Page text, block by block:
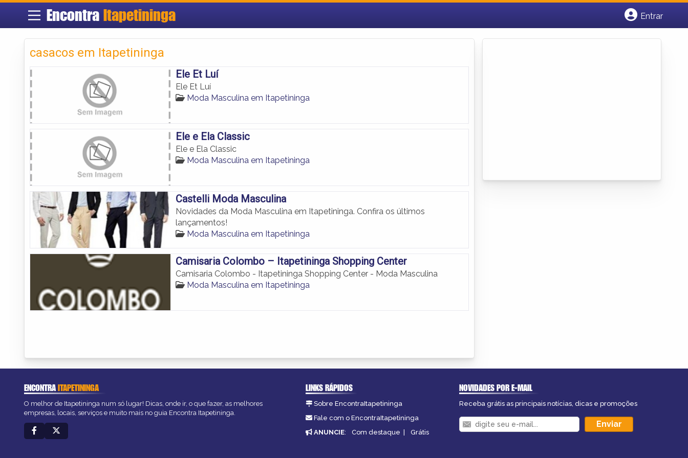
Encontra Itapetininga
Entrar
casacos em Itapetininga
Ele Et Luí
Ele Et Luí
Moda Masculina em Itapetininga
Ele e Ela Classic
Ele e Ela Classic
Moda Masculina em Itapetininga
Castelli Moda Masculina
Novidades da Moda Masculina em Itapetininga. Confira os últimos
lançamentos!
Moda Masculina em Itapetininga
Camisaria Colombo – Itapetininga Shopping Center
Camisaria Colombo - Itapetininga Shopping Center - Moda Masculina
Moda Masculina em Itapetininga
ENCONTRAITAPETININGA
O melhor de Itapetininga num só lugar! Dicas, onde ir, o que fazer, as melhores
empresas, locais, serviços e muito mais no guia Encontra Itapetininga.
LINKS RÁPIDOS
Sobre EncontraItapetininga
Fale com o EncontraItapetininga
ANUNCIE: Com destaque | Grátis
NOVIDADES POR E-MAIL
Receba grátis as principais notícias, dicas e promoções